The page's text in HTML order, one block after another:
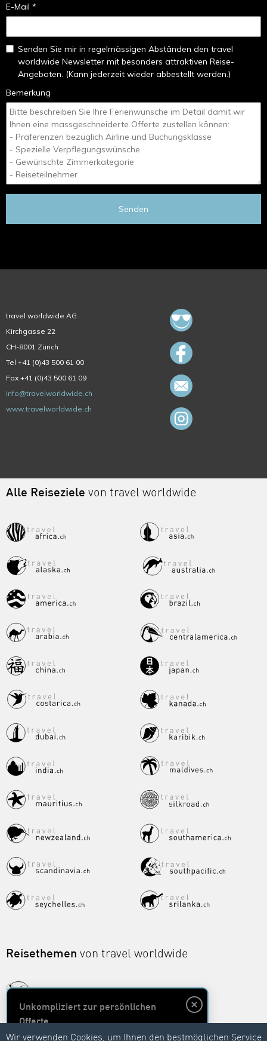
E-Mail *
Senden Sie mir in regelmässigen Abständen den travel
worldwide Newsletter mit besonders attraktiven Reise-
Angeboten. (Kann jederzeit wieder abbestellt werden.)
Bemerkung
Senden
travel worldwide AG
Kirchgasse 22
CH-8001 Zürich
Tel +41 (0)43 500 61 00
Fax +41 (0)43 500 61 09
info@travelworldwide.ch
www.travelworldwide.ch
Alle Reiseziele von travel worldwide
Reisethemen von travel worldwide
Wir verwenden Cookies, um Ihnen den bestmöglichen Service
Unkompliziert zur persönlichen
Offerte